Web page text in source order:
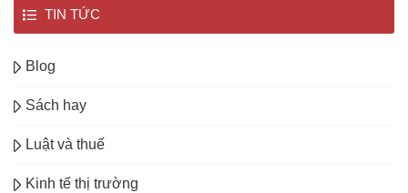
TIN TỨC
Blog
Sách hay
Luật và thuế
Kinh tế thị trường